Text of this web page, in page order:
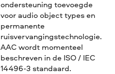
ondersteuning toevoegde
voor audio object types en
permanente
ruisvervangingstechnologie.
AAC wordt momenteel
beschreven in de ISO / IEC
14496-3 standaard.